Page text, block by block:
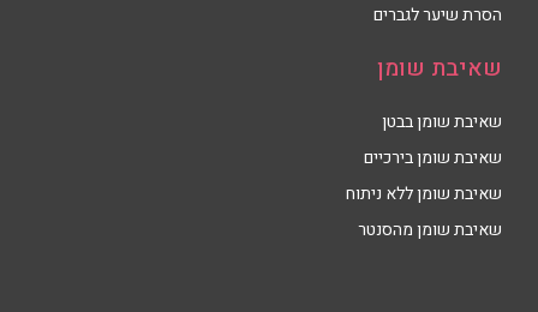
הסרת שיער לגברים
שאיבת שומן
שאיבת שומן בבטן
שאיבת שומן בירכיים
שאיבת שומן ללא ניתוח
שאיבת שומן מהסנטר